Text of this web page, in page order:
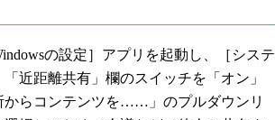
の設定］アプリを起動し、［システ
近距離共有」欄のスイッチを「オン」
からコンテンツを……」のプルダウンリ